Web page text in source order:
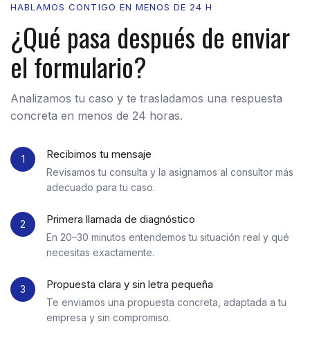
HABLAMOS CONTIGO EN MENOS DE 24 H
¿Qué pasa después de enviar
el formulario?
Analizamos tu caso y te trasladamos una respuesta
concreta en menos de 24 horas.
1 Recibimos tu mensaje
Revisamos tu consulta y la asignamos al consultor más
adecuado para tu caso.
2 Primera llamada de diagnóstico
En 20–30 minutos entendemos tu situación real y qué
necesitas exactamente.
3 Propuesta clara y sin letra pequeña
Te enviamos una propuesta concreta, adaptada a tu
empresa y sin compromiso.